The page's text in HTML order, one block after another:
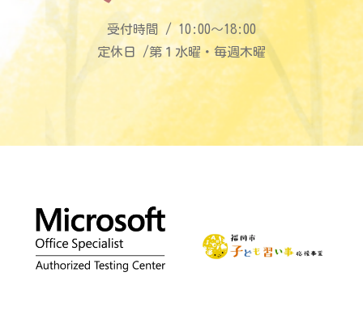
受付時間 / 10:00〜18:00
定休日 /第１水曜・毎週木曜